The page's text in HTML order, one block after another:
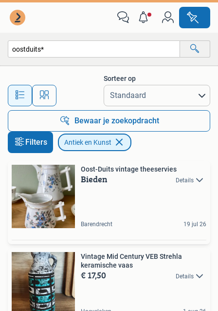
Alle afstanden…
Sorteer op
Bewaar je zoekopdracht
Filters Antiek en Kunst
Oost-Duits vintage theeservies
Bieden Details
Barendrecht 19 jul 26
Vintage Mid Century VEB Strehla
keramische vaas
€ 17,50 Details